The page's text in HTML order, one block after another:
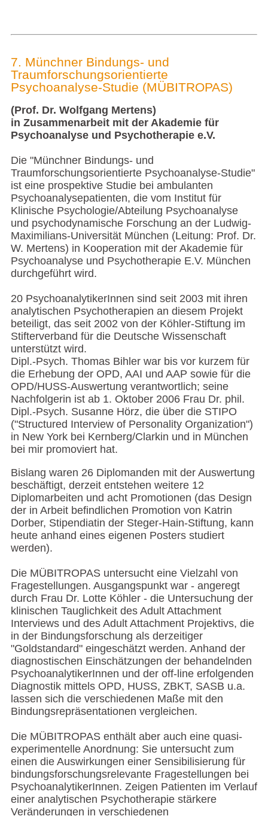
7. Münchner Bindungs- und
Traumforschungsorientierte
Psychoanalyse-Studie (MÜBITROPAS)
(Prof. Dr. Wolfgang Mertens)
in Zusammenarbeit mit der Akademie für
Psychoanalyse und Psychotherapie e.V.
Die "Münchner Bindungs- und
Traumforschungsorientierte Psychoanalyse-Studie"
ist eine prospektive Studie bei ambulanten
Psychoanalysepatienten, die vom Institut für
Klinische Psychologie/Abteilung Psychoanalyse
und psychodynamische Forschung an der Ludwig-
Maximilians-Universität München (Leitung: Prof. Dr.
W. Mertens) in Kooperation mit der Akademie für
Psychoanalyse und Psychotherapie E.V. München
durchgeführt wird.
20 PsychoanalytikerInnen sind seit 2003 mit ihren
analytischen Psychotherapien an diesem Projekt
beteiligt, das seit 2002 von der Köhler-Stiftung im
Stifterverband für die Deutsche Wissenschaft
unterstützt wird.
Dipl.-Psych. Thomas Bihler war bis vor kurzem für
die Erhebung der OPD, AAI und AAP sowie für die
OPD/HUSS-Auswertung verantwortlich; seine
Nachfolgerin ist ab 1. Oktober 2006 Frau Dr. phil.
Dipl.-Psych. Susanne Hörz, die über die STIPO
("Structured Interview of Personality Organization")
in New York bei Kernberg/Clarkin und in München
bei mir promoviert hat.
Bislang waren 26 Diplomanden mit der Auswertung
beschäftigt, derzeit entstehen weitere 12
Diplomarbeiten und acht Promotionen (das Design
der in Arbeit befindlichen Promotion von Katrin
Dorber, Stipendiatin der Steger-Hain-Stiftung, kann
heute anhand eines eigenen Posters studiert
werden).
Die MÜBITROPAS untersucht eine Vielzahl von
Fragestellungen. Ausgangspunkt war - angeregt
durch Frau Dr. Lotte Köhler - die Untersuchung der
klinischen Tauglichkeit des Adult Attachment
Interviews und des Adult Attachment Projektivs, die
in der Bindungsforschung als derzeitiger
"Goldstandard" eingeschätzt werden. Anhand der
diagnostischen Einschätzungen der behandelnden
PsychoanalytikerInnen und der off-line erfolgenden
Diagnostik mittels OPD, HUSS, ZBKT, SASB u.a.
lassen sich die verschiedenen Maße mit den
Bindungsrepräsentationen vergleichen.
Die MÜBITROPAS enthält aber auch eine quasi-
experimentelle Anordnung: Sie untersucht zum
einen die Auswirkungen einer Sensibilisierung für
bindungsforschungsrelevante Fragestellungen bei
PsychoanalytikerInnen. Zeigen Patienten im Verlauf
einer analytischen Psychotherapie stärkere
Veränderungen in verschiedenen